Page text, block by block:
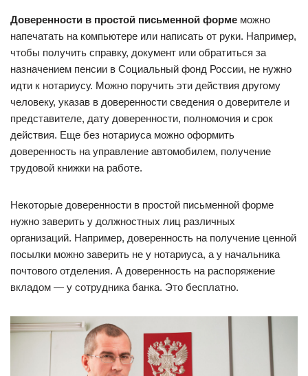
Доверенности в простой письменной форме можно
напечатать на компьютере или написать от руки. Например,
чтобы получить справку, документ или обратиться за
назначением пенсии в Социальный фонд России, не нужно
идти к нотариусу. Можно поручить эти действия другому
человеку, указав в доверенности сведения о доверителе и
представителе, дату доверенности, полномочия и срок
действия. Еще без нотариуса можно оформить
доверенность на управление автомобилем, получение
трудовой книжки на работе.
Некоторые доверенности в простой письменной форме
нужно заверить у должностных лиц различных
организаций. Например, доверенность на получение ценной
посылки можно заверить не у нотариуса, а у начальника
почтового отделения. А доверенность на распоряжение
вкладом — у сотрудника банка. Это бесплатно.